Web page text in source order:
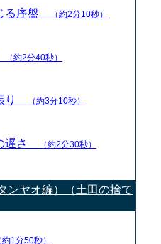
る序盤 （約2分10秒）
（約2分40秒）
り （約3分10秒）
遅さ （約2分30秒）
ンヤオ編）（土田の捨て
約1分50秒）